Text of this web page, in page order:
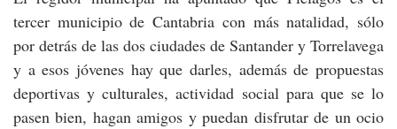
tercer municipio de Cantabria con más natalidad, sólo
por detrás de las dos ciudades de Santander y Torrelavega
y a esos jóvenes hay que darles, además de propuestas
deportivas y culturales, actividad social para que se lo
pasen bien, hagan amigos y puedan disfrutar de un ocio